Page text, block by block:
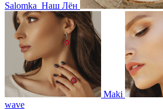
Salomka Наш Лён
Maki
wave